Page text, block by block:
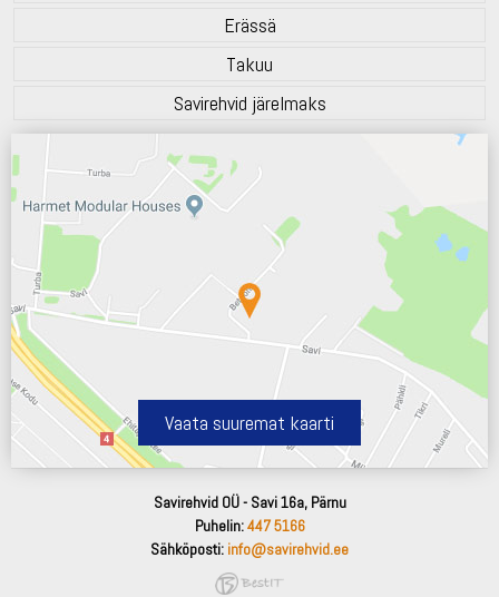
Erässä
Takuu
Savirehvid järelmaks
Vaata suuremat kaarti
Savirehvid OÜ - Savi 16a, Pärnu
Puhelin:447 5166
Sähköposti: info@savirehvid.ee